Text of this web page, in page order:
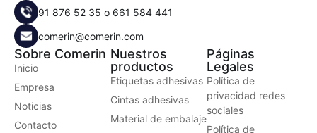
91 876 52 35 o 661 584 441
comerin@comerin.com
Sobre Comerin
Inicio
Empresa
Noticias
Contacto
Nuestros
productos
Etiquetas adhesivas
Cintas adhesivas
Material de embalaje
Páginas
Legales
Política de
privacidad redes
sociales
Política de